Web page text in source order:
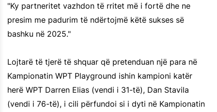
"Ky partneritet vazhdon të rritet më i fortë dhe ne
presim me padurim të ndërtojmë këtë sukses së
bashku në 2025."
Lojtarë të tjerë të shquar që pretenduan një para në
Kampionatin WPT Playground ishin kampioni katër
herë WPT Darren Elias (vendi i 31-të), Dan Stavila
(vendi i 76-të), i cili përfundoi si i dyti në Kampionatin